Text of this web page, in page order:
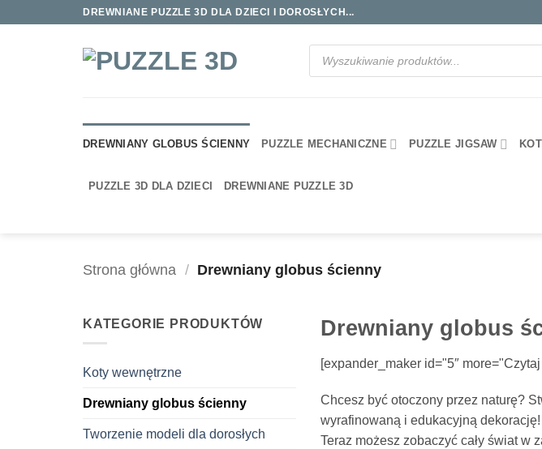
DREWNIANE PUZZLE 3D DLA DZIECI I DOROSŁYCH...
Wyszukiwarka
produktów
DREWNIANY GLOBUS ŚCIENNY PUZZLE MECHANICZNE PUZZLE JIGSAW
PUZZLE 3D DLA DZIECI DREWNIANE PUZZLE 3D
Strona główna / Drewniany globus ścienny
KATEGORIE PRODUKTÓW
Koty wewnętrzne
Drewniany globus ścienny
Tworzenie modeli dla dorosłych
Drewniany globus
[expander_maker id="5″
Chcesz być otoczony przez naturę?
wyrafinowaną i edukacyjną dekorację!
Teraz możesz zobaczyć cały świat w